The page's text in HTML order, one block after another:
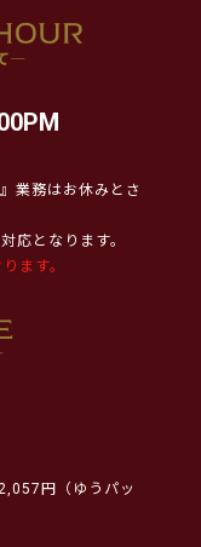
業務はお休みとさ
応となります。
ます。
円（ゆうパッ